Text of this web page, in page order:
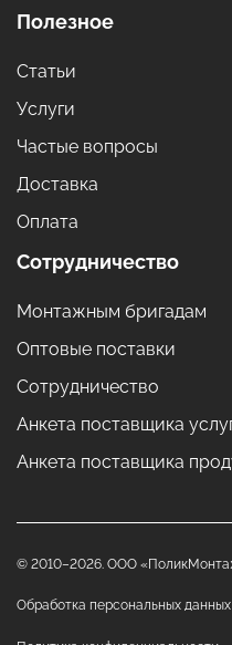
Полезное
Статьи
Услуги
Частые вопросы
Доставка
Оплата
Сотрудничество
Монтажным бригадам
Оптовые поставки
Сотрудничество
Анкета поставщика
Анкета поставщика
© 2010–2026. ООО
Обработка персональных данных